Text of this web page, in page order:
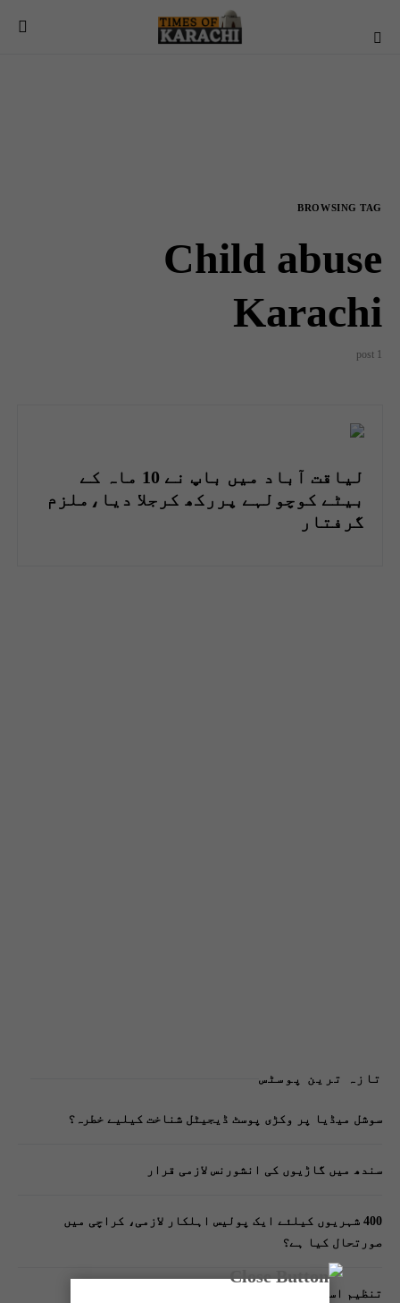
BROWSING TAG
Child abuse
Karachi
1 post
لیاقت آباد میں باپ نے 10 ماہ کے
بیٹے کوچولہے پررکھ کرجلا دیا،ملزم
گرفتار
تازہ ترین پوسٹس
سوشل میڈیا پر وکڑی پوسٹ ڈیجیٹل شناخت کیلیے خطرہ؟
سندھ میں گاڑیوں کی انشورنس لازمی قرار
400 شہریوں کیلئے ایک پولیس اہلکار لازمی، کراچی میں
صورتحال کیا ہے؟
تنظیم اسلامی کے زیرِ اہتمام ملک گیر آگاہی مہم!